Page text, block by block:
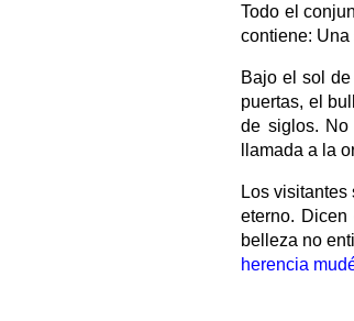
Todo el
contiene:
Bajo el sol
puertas, el
de siglos.
llamada a la
Los
eterno.
belleza no
herencia